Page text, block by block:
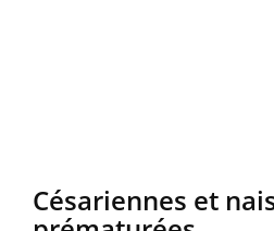
Césariennes et